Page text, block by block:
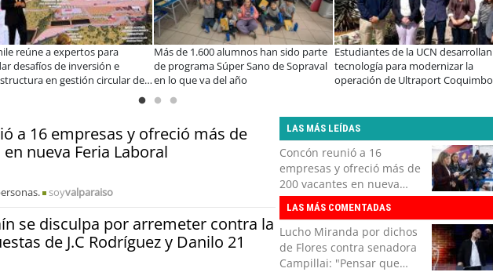
reúne a expertos para
desafíos de inversión e
en gestión circular de
Más de 1.600 alumnos han sido parte
de programa Súper Sano de Sopraval
en lo que va del año
Estudiantes de la UCN desarrollan
tecnología para modernizar la
operación de Ultraport Coquimbo
a 16 empresas y ofreció más de
nueva Feria Laboral
soyvalparaiso
se disculpa por arremeter contra la
de J.C Rodríguez y Danilo 21
LAS MÁS LEÍDAS
Concón reunió a 16
empresas y ofreció más de
200 vacantes en nueva
Feria Laboral
LAS MÁS COMENTADAS
Lucho Miranda por dichos
de Flores contra senadora
Campillai: "Pensar que